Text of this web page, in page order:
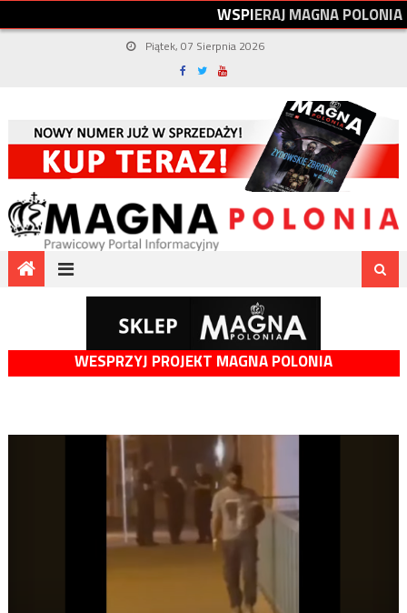
WSPIERAJMAGNAPOLONIA
Piątek, 07 Sierpnia 2026
WESPRZYJ PROJEKT MAGNA POLONIA